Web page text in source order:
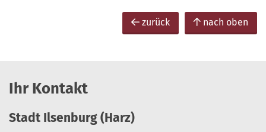
zurück nach oben
Ihr Kontakt
Stadt Ilsenburg (Harz)